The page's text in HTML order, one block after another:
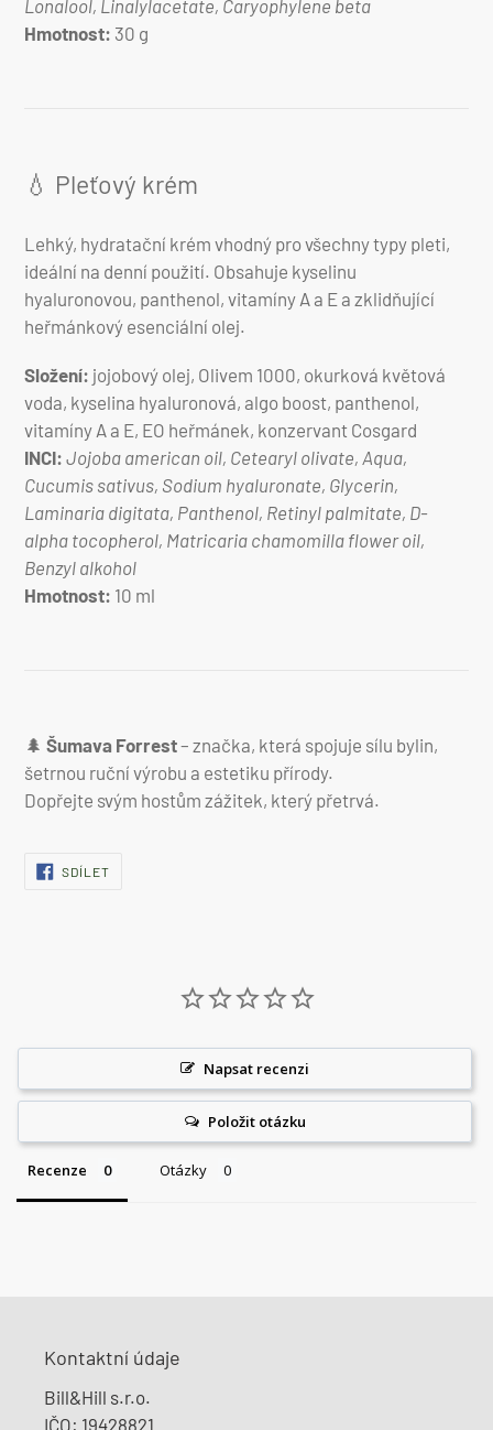
Lonalool, Linalylacetate, Caryophylene beta
Hmotnost: 30 g
💧 Pleťový krém
Lehký, hydratační krém vhodný pro všechny typy pleti,
ideální na denní použití. Obsahuje kyselinu
hyaluronovou, panthenol, vitamíny A a E a zklidňující
heřmánkový esenciální olej.
Složení: jojobový olej, Olivem 1000, okurková květová
voda, kyselina hyaluronová, algo boost, panthenol,
vitamíny A a E, EO heřmánek, konzervant Cosgard
INCI: Jojoba american oil, Cetearyl olivate, Aqua,
Cucumis sativus, Sodium hyaluronate, Glycerin,
Laminaria digitata, Panthenol, Retinyl palmitate, D-
alpha tocopherol, Matricaria chamomilla flower oil,
Benzyl alkohol
Hmotnost: 10 ml
🌲 Šumava Forrest– značka, která spojuje sílu bylin,
šetrnou ruční výrobu a estetiku přírody.
Dopřejte svým hostům zážitek, který přetrvá.
SDÍLETSDÍLET
Napsat recenzi
Položit otázku
Recenze Otázky
Kontaktní údaje
Bill&Hill s.r.o.
​IČO: 19428821